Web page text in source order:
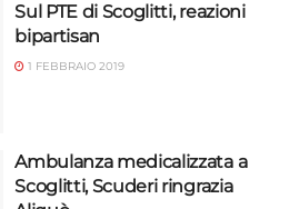
Sul PTE di Scoglitti, reazioni
bipartisan
1 FEBBRAIO 2019
Ambulanza medicalizzata a
Scoglitti, Scuderi ringrazia